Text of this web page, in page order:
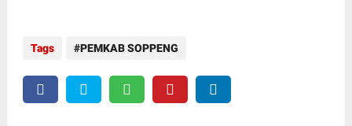
Tags PEMKAB SOPPENG